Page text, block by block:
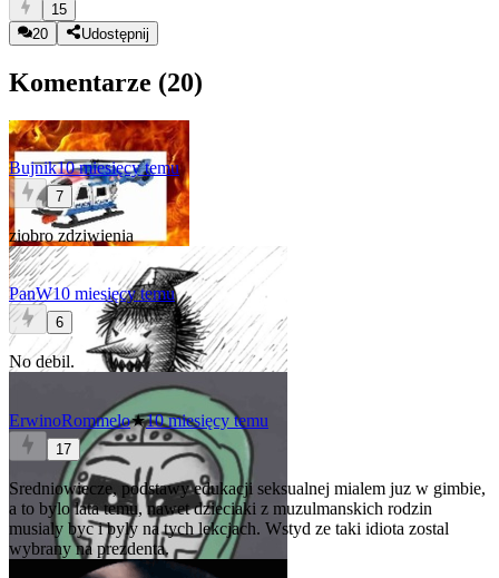
15
20
Udostępnij
Komentarze (20)
Bujnik10 miesięcy temu
7
ziobro zdziwienia
PanW10 miesięcy temu
6
No debil.
ErwinoRommelo★10 miesięcy temu
17
Sredniowiecze, podstawy edukacji seksualnej mialem juz w gimbie,
a to bylo lata temu, nawet dzieciaki z muzulmanskich rodzin
musialy byc i byly na tych lekcjach. Wstyd ze taki idiota zostal
wybrany na prezdenta.